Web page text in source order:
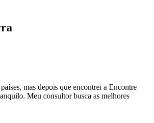
mas depois que encontrei a Encontre
Meu consultor busca as melhores